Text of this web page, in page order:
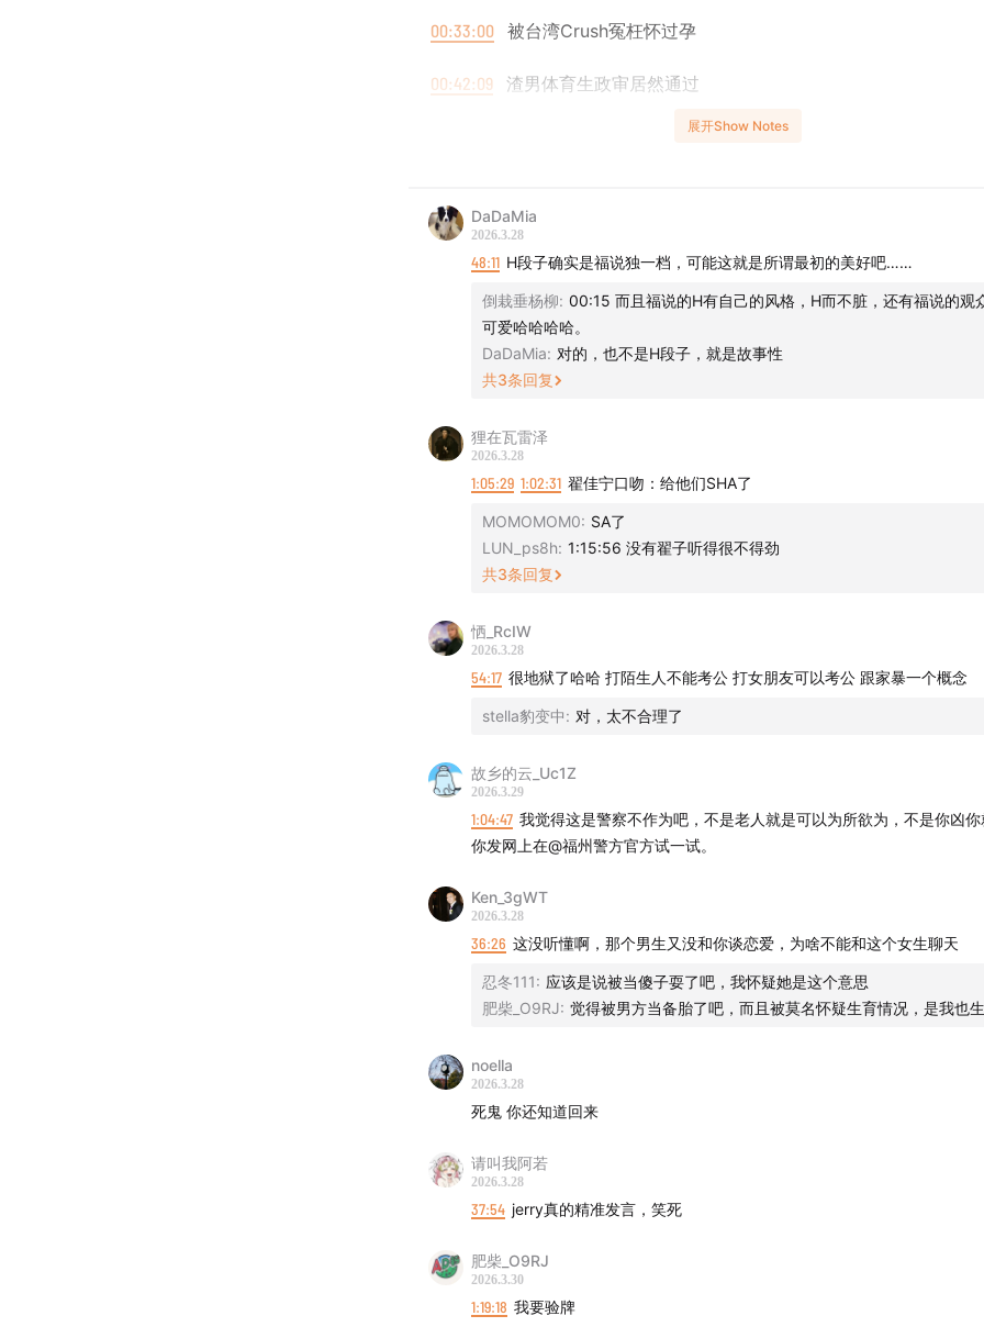
00:33:00 被台湾Crush冤枉怀过孕
00:42:09 渣男体育生政审居然通过
01:47:30差点放过看黄的小孩儿
音乐：
1.Tai Verdes - A-O-K
微信公众号【福立社喜剧】 将定期发布聊天会相关信息；福州以外的听
听友群：添加客服微信Comedystore，备注聊天会听众，小助手会帮你
微博/小红书/抖音：@福立社喜剧 及小红书：@福立社情报站
将会发布现场精彩视频片段
展开Show Notes
DaDaMia
2026.3.28
48:11 H段子确实是福说独一档，可能这就是所谓最初的美好吧……
倒栽垂杨柳: 00:15 而且福说的H有自己的风格，H而不脏，还有福说的观
可爱哈哈哈哈。
DaDaMia: 对的，也不是H段子，就是故事性
共3条回复
狸在瓦雷泽
2026.3.28
1:05:29 1:02:31 翟佳宁口吻：给他们SHA了
MOMOMOM0: SA了
LUN_ps8h: 1:15:56 没有翟子听得很不得劲
共3条回复
恓_RcIW
2026.3.28
54:17 很地狱了哈哈 打陌生人不能考公 打女朋友可以考公 跟家暴一个概念
stella豹变中: 对，太不合理了
故乡的云_Uc1Z
2026.3.29
1:04:47 我觉得这是警察不作为吧，不是老人就是可以为所欲为，不是你凶你
你发网上在@福州警方官方试一试。
Ken_3gWT
2026.3.28
36:26 这没听懂啊，那个男生又没和你谈恋爱，为啥不能和这个女生聊天
忍冬111: 应该是说被当傻子耍了吧，我怀疑她是这个意思
肥柴_O9RJ: 觉得被男方当备胎了吧，而且被莫名怀疑生育情况，是我也
noella
2026.3.28
死鬼 你还知道回来
请叫我阿若
2026.3.28
37:54 jerry真的精准发言，笑死
肥柴_O9RJ
2026.3.30
1:19:18 我要验牌